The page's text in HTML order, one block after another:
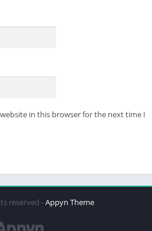
in this browser for the next time I
reserved -Appyn Theme